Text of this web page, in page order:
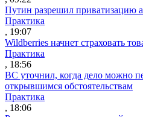
Путин разрешил приватизацию
Практика
, 19:07
Wildberries начнет страховать
Практика
, 18:56
ВС уточнил, когда дело можно
открывшимся обстоятельствам
Практика
, 18:06